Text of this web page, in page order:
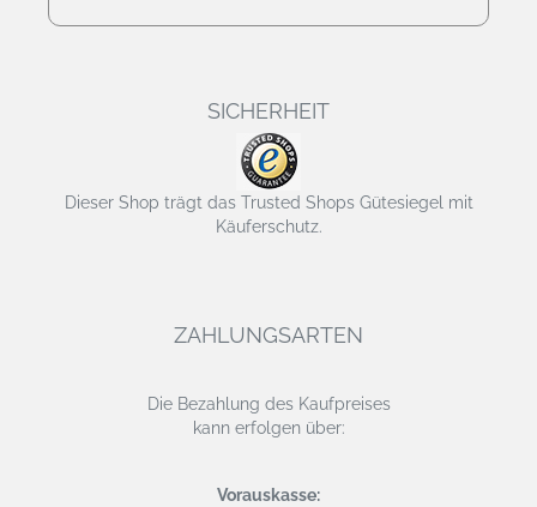
SICHERHEIT
Dieser Shop trägt das Trusted Shops Gütesiegel mit
Käuferschutz.
ZAHLUNGSARTEN
Die Bezahlung des Kaufpreises
kann erfolgen über:
Vorauskasse: